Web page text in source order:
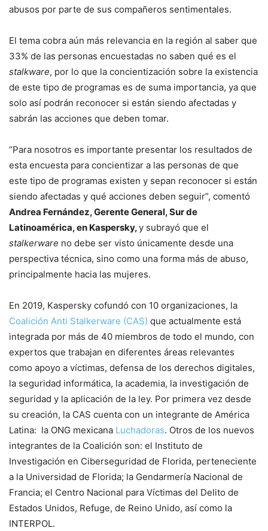
abusos por parte de sus compañeros sentimentales.
El tema cobra aún más relevancia en la región al saber que
33% de las personas encuestadas no saben qué es el
stalkware, por lo que la concientización sobre la existencia
de este tipo de programas es de suma importancia, ya que
solo así podrán reconocer si están siendo afectadas y
sabrán las acciones que deben tomar.
“Para nosotros es importante presentar los resultados de
esta encuesta para concientizar a las personas de que
este tipo de programas existen y sepan reconocer si están
siendo afectadas y qué acciones deben seguir”, comentó
Andrea Fernández, Gerente General, Sur de
Latinoamérica, en Kaspersky,y subrayó que el
stalkerware no debe ser visto únicamente desde una
perspectiva técnica, sino como una forma más de abuso,
principalmente hacia las mujeres.
En 2019, Kaspersky cofundó con 10 organizaciones, la
Coalición Anti Stalkerware (CAS) que actualmente está
integrada por más de 40 miembros de todo el mundo, con
expertos que trabajan en diferentes áreas relevantes
como apoyo a víctimas, defensa de los derechos digitales,
la seguridad informática, la academia, la investigación de
seguridad y la aplicación de la ley. Por primera vez desde
su creación, la CAS cuenta con un integrante de América
Latina: la ONG mexicana Luchadoras. Otros de los nuevos
integrantes de la Coalición son: el Instituto de
Investigación en Ciberseguridad de Florida, perteneciente
a la Universidad de Florida; la Gendarmería Nacional de
Francia; el Centro Nacional para Víctimas del Delito de
Estados Unidos, Refuge, de Reino Unido, así como la
INTERPOL.